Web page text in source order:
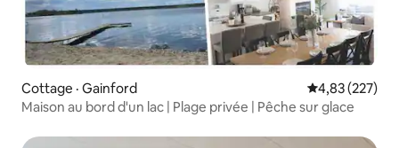
Cottage · Gainford Note
4,83 (227)
Maison au bord d'un lac | Plage privée | Pêche sur glace